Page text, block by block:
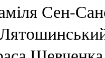
Сен-